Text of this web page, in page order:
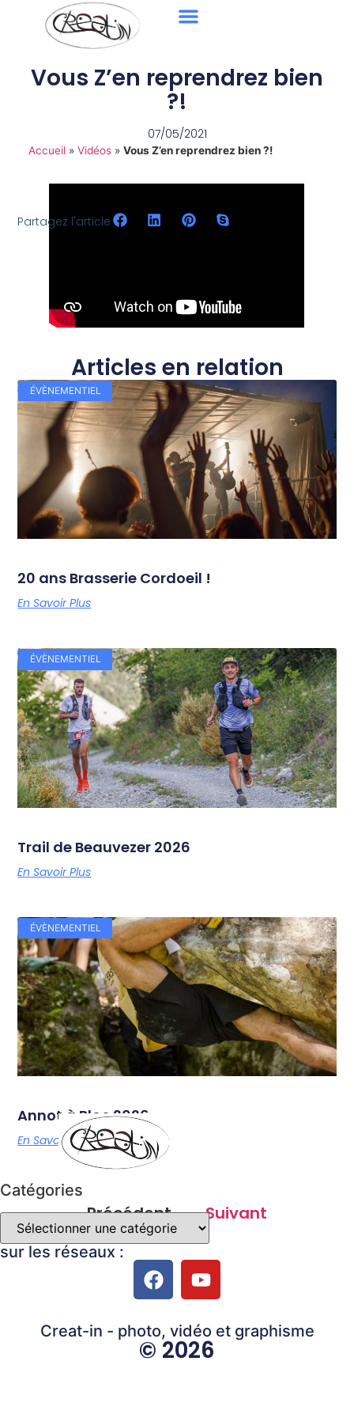
Vous Z’en reprendrez bien
?!
07/05/2021
Accueil» Vidéos» Vous Z’en reprendrez bien ?!
Partagez l'article
Articles en relation
ÉVÈNEMENTIEL
20 ans Brasserie Cordoeil !
En Savoir Plus
ÉVÈNEMENTIEL
Trail de Beauvezer 2026
En Savoir Plus
ÉVÈNEMENTIEL
Annot à Bloc 2026
En Savoir Plus
Précédent Suivant
Catégories
sur les réseaux :
Creat-in - photo, vidéo et graphisme
© 2026